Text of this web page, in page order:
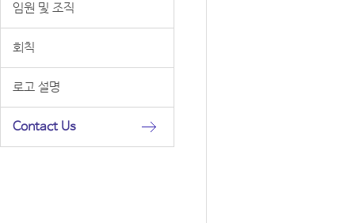
임원 및 조직
회칙
로고 설명
Contact Us